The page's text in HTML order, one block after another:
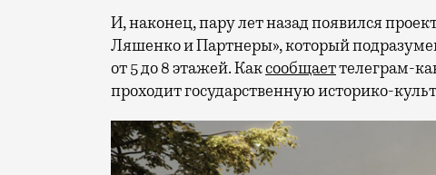
И, наконец, пару лет назад появился
Ляшенко и Партнеры», который
от 5 до 8 этажей. Каксообщаеттелеграм-
проходит государственную историко-